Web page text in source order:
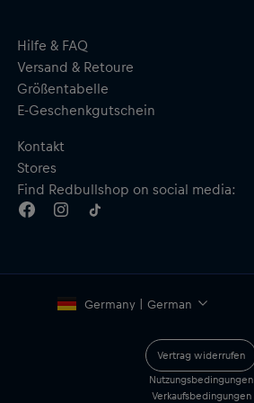
Hilfe & FAQ
Versand & Retoure
Größentabelle
E-Geschenkgutschein
Kontakt
Stores
Find Redbullshop on social media:
Germany | German
Vertrag widerrufen
Nutzungsbedingungen
Verkaufsbedingungen